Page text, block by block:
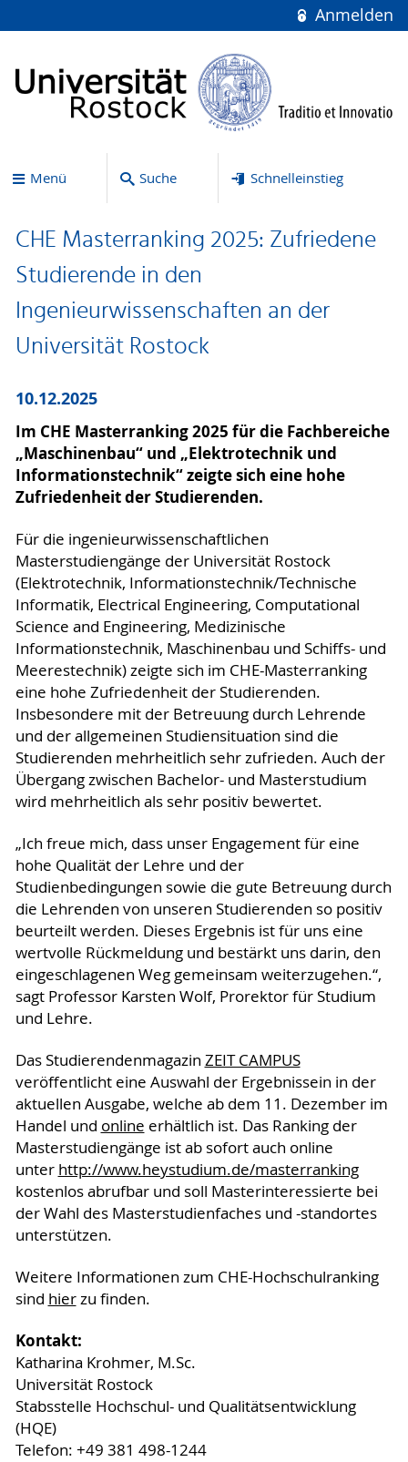
Anmelden
Menü Suche Schnelleinstieg
CHE Masterranking 2025: Zufriedene
Studierende in den
Ingenieurwissenschaften an der
Universität Rostock
10.12.2025
Im CHE Masterranking 2025 für die Fachbereiche
„Maschinenbau“ und „Elektrotechnik und
Informationstechnik“ zeigte sich eine hohe
Zufriedenheit der Studierenden.
Für die ingenieurwissenschaftlichen
Masterstudiengänge der Universität Rostock
(Elektrotechnik, Informationstechnik/Technische
Informatik, Electrical Engineering, Computational
Science and Engineering, Medizinische
Informationstechnik, Maschinenbau und Schiffs- und
Meerestechnik) zeigte sich im CHE-Masterranking
eine hohe Zufriedenheit der Studierenden.
Insbesondere mit der Betreuung durch Lehrende
und der allgemeinen Studiensituation sind die
Studierenden mehrheitlich sehr zufrieden. Auch der
Übergang zwischen Bachelor- und Masterstudium
wird mehrheitlich als sehr positiv bewertet.
„Ich freue mich, dass unser Engagement für eine
hohe Qualität der Lehre und der
Studienbedingungen sowie die gute Betreuung durch
die Lehrenden von unseren Studierenden so positiv
beurteilt werden. Dieses Ergebnis ist für uns eine
wertvolle Rückmeldung und bestärkt uns darin, den
eingeschlagenen Weg gemeinsam weiterzugehen.“,
sagt Professor Karsten Wolf, Prorektor für Studium
und Lehre.
Das Studierendenmagazin ZEIT CAMPUS
veröffentlicht eine Auswahl der Ergebnissein in der
aktuellen Ausgabe, welche ab dem 11. Dezember im
Handel und online erhältlich ist. Das Ranking der
Masterstudiengänge ist ab sofort auch online
unter http://www.heystudium.de/masterranking
kostenlos abrufbar und soll Masterinteressierte bei
der Wahl des Masterstudienfaches und -standortes
unterstützen.
Weitere Informationen zum CHE-Hochschulranking
sind hierzu finden.
Kontakt:
Katharina Krohmer, M.Sc.
Universität Rostock
Stabsstelle Hochschul- und Qualitätsentwicklung
(HQE)
Telefon: +49 381 498-1244